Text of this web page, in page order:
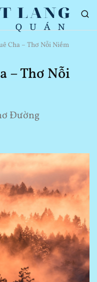
Cha – Thơ Nỗi Niềm
– Thơ Nỗi
Đường